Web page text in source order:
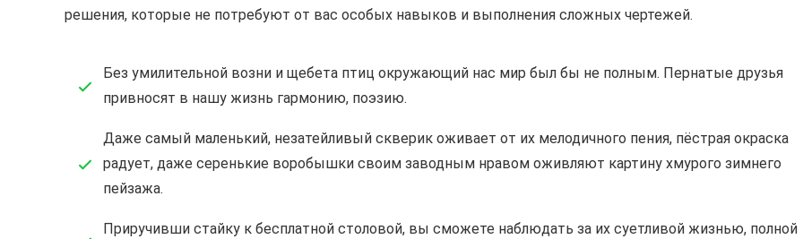
решения, которые не потребуют от вас особых навыков и выполнения сложных чертежей.
Без умилительной возни и щебета птиц окружающий нас мир был бы не полным. Пернатые друзья
привносят в нашу жизнь гармонию, поэзию.
Даже самый маленький, незатейливый скверик оживает от их мелодичного пения, пёстрая окраска
радует, даже серенькие воробышки своим заводным нравом оживляют картину хмурого зимнего
пейзажа.
Приручивши стайку к бесплатной столовой, вы сможете наблюдать за их суетливой жизнью, полной